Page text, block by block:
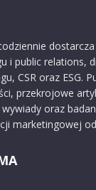
i public relations,
CSR oraz ESG.
przekrojowe
oraz
marketingowej